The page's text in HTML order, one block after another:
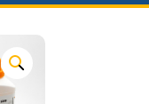
پلی